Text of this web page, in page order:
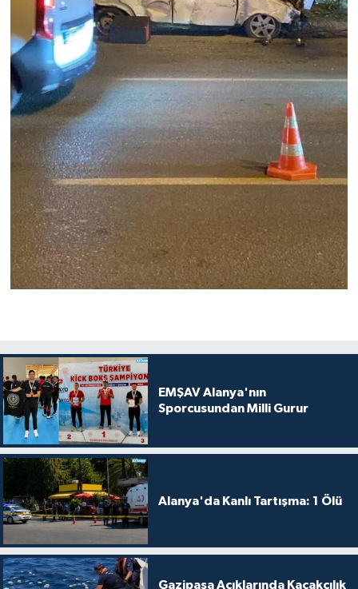
EMŞAV Alanya'nın
Sporcusundan Milli Gurur
Alanya'da Kanlı Tartışma: 1 Ölü
Gazipaşa Açıklarında Kaçakçılık